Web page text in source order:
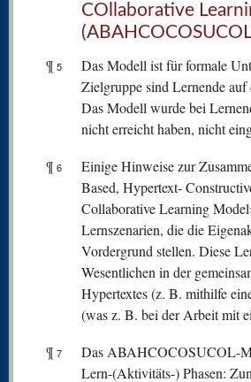
COllaborative
¶ 5
Das Modell ist für formale
Zielgruppe sind Lernende
Das Modell wurde bei
nicht erreicht haben, nicht
¶ 6
Einige Hinweise zur
Based, Hypertext-
Collaborative Learning
Lernszenarien, die die
Vordergrund stellen. Diese
Wesentlichen in der
Hypertextes (z. B. mithilfe
(was z. B. bei der Arbeit mit
¶ 7
Das ABAHCOCOSUCOL-
Lern-(Aktivitäts-) Phasen: